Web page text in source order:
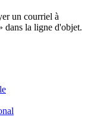
un courriel à
dans la ligne d'objet.